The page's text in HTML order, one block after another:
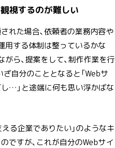
視するのが難しい
れた場合、依頼者の業務内容や
用する体制は整っているかな
がら、提案をして、制作作業を行
ざ自分のこととなると「Webサ
…」と途端に何も思い浮かばな
える企業でありたい」のようなキ
ですが、これが自分のWebサイ